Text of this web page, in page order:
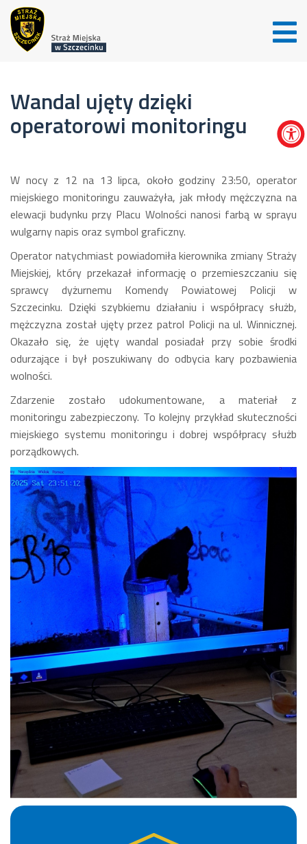
Wandal ujęty dzięki
operatorowi monitoringu
W nocy z 12 na 13 lipca, około godziny 23:50, operator
miejskiego monitoringu zauważyła, jak młody mężczyzna na
elewacji budynku przy Placu Wolności nanosi farbą w sprayu
wulgarny napis oraz symbol graficzny.
Operator natychmiast powiadomiła kierownika zmiany Straży
Miejskiej, który przekazał informację o przemieszczaniu się
sprawcy dyżurnemu Komendy Powiatowej Policji w
Szczecinku. Dzięki szybkiemu działaniu i współpracy służb,
mężczyzna został ujęty przez patrol Policji na ul. Winnicznej.
Okazało się, że ujęty wandal posiadał przy sobie środki
odurzające i był poszukiwany do odbycia kary pozbawienia
wolności.
Zdarzenie zostało udokumentowane, a materiał z
monitoringu zabezpieczony. To kolejny przykład skuteczności
miejskiego systemu monitoringu i dobrej współpracy służb
porządkowych.